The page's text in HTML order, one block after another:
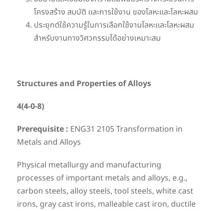
โครงสร้าง สมบัติ และการใช้งาน ของโลหะและโลหะผสม
ประยุกต์ใช้ความรู้ในการเลือกใช้งานโลหะและโลหะผสม
สำหรับงานทางวิศวกรรมได้อย่างเหมาะสม
Structures and Properties of Alloys
4(4-0-8)
Prerequisite : ENG31 2105 Transformation in
Metals and Alloys
Physical metallurgy and manufacturing
processes of important metals and alloys, e.g.,
carbon steels, alloy steels, tool steels, white cast
irons, gray cast irons, malleable cast iron, ductile